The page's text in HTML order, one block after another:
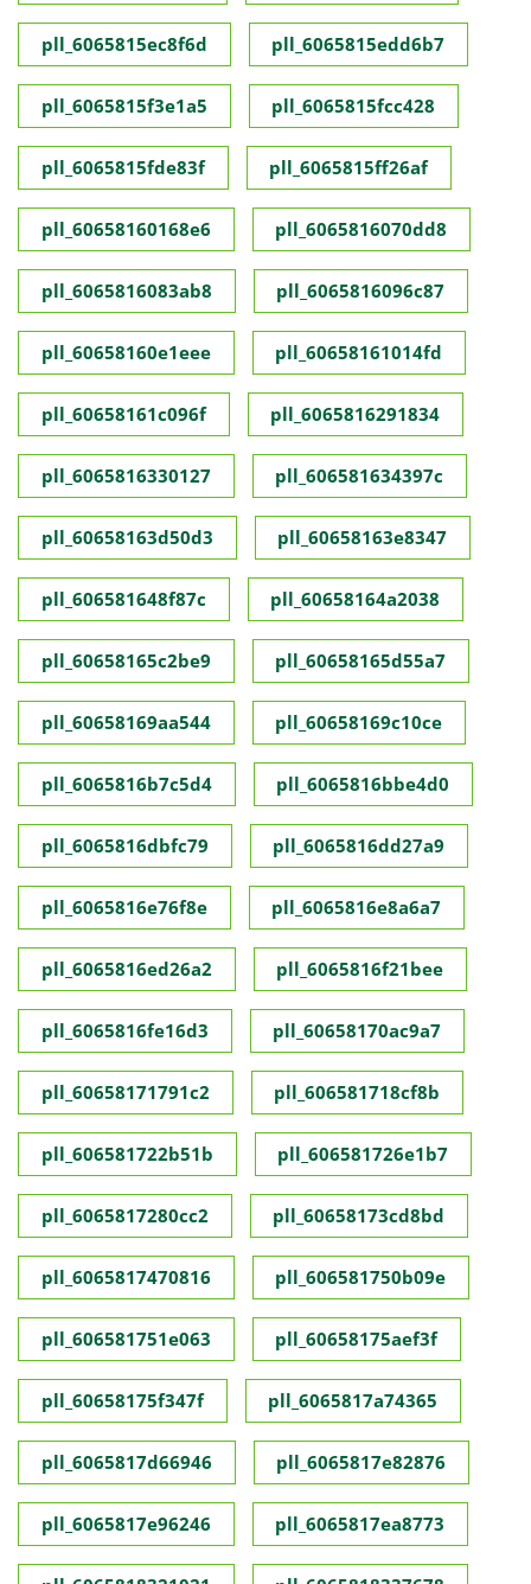
pll_6065815ec8f6d pll_6065815edd6b7
pll_6065815f3e1a5 pll_6065815fcc428
pll_6065815fde83f pll_6065815ff26af
pll_60658160168e6 pll_6065816070dd8
pll_6065816083ab8 pll_6065816096c87
pll_60658160e1eee pll_60658161014fd
pll_60658161c096f pll_6065816291834
pll_6065816330127 pll_606581634397c
pll_60658163d50d3 pll_60658163e8347
pll_606581648f87c pll_60658164a2038
pll_60658165c2be9 pll_60658165d55a7
pll_60658169aa544 pll_60658169c10ce
pll_6065816b7c5d4 pll_6065816bbe4d0
pll_6065816dbfc79 pll_6065816dd27a9
pll_6065816e76f8e pll_6065816e8a6a7
pll_6065816ed26a2 pll_6065816f21bee
pll_6065816fe16d3 pll_60658170ac9a7
pll_60658171791c2 pll_606581718cf8b
pll_606581722b51b pll_606581726e1b7
pll_6065817280cc2 pll_60658173cd8bd
pll_6065817470816 pll_606581750b09e
pll_606581751e063 pll_60658175aef3f
pll_60658175f347f pll_6065817a74365
pll_6065817d66946 pll_6065817e82876
pll_6065817e96246 pll_6065817ea8773